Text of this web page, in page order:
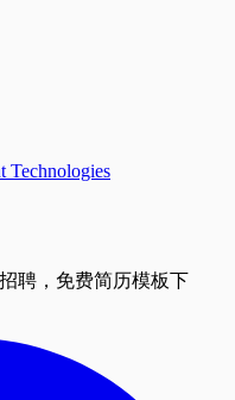
Technologies
聘，免费简历模板下